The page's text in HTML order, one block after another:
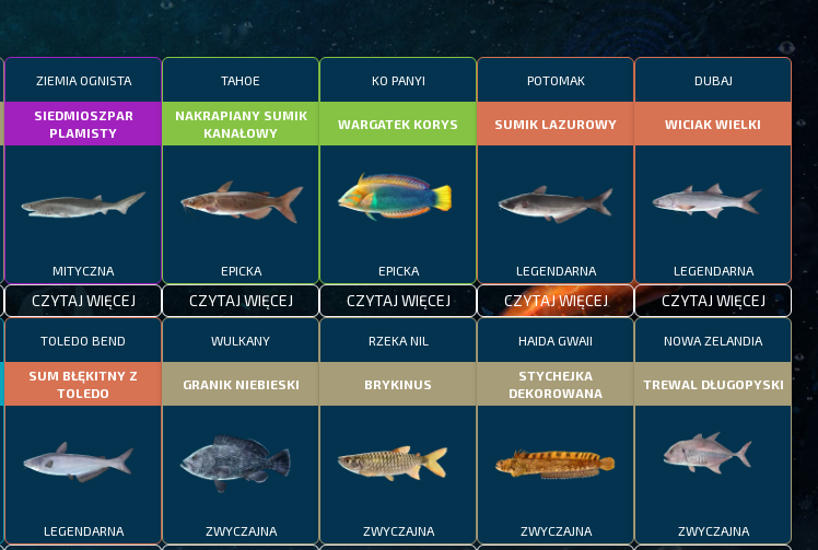
ZIEMIA OGNISTA
SIEDMIOSZPAR
PLAMISTY
MITYCZNA
CZYTAJ WIĘCEJ
TAHOE
NAKRAPIANY SUMIK
KANAŁOWY
EPICKA
CZYTAJ WIĘCEJ
KO PANYI
WARGATEK KORYS
EPICKA
CZYTAJ WIĘCEJ
POTOMAK
SUMIK LAZUROWY
LEGENDARNA
CZYTAJ WIĘCEJ
DUBAJ
WICIAK WIELKI
LEGENDARNA
CZYTAJ WIĘCEJ
TOLEDO BEND
SUM BŁĘKITNY Z
TOLEDO
LEGENDARNA
WULKANY
GRANIK NIEBIESKI
ZWYCZAJNA
RZEKA NIL
BRYKINUS
ZWYCZAJNA
HAIDA GWAII
STYCHEJKA
DEKOROWANA
ZWYCZAJNA
NOWA ZELANDIA
TREWAL DŁUGOPYSKI
ZWYCZAJNA